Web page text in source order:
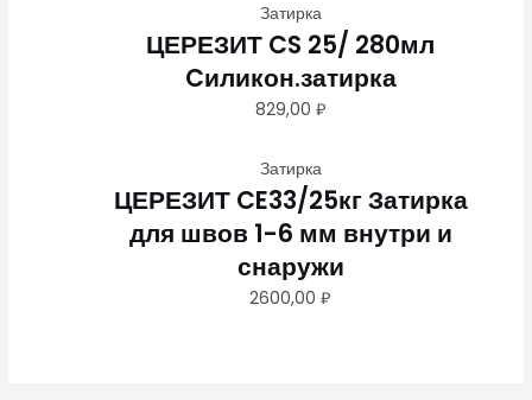
Затирка
ЦЕРЕЗИТ CS 25/ 280мл
Cиликон.затирка
829,00 ₽
Затирка
ЦЕРЕЗИТ CE33/25кг Затирка
для швов 1-6 мм внутри и
снаружи
2600,00₽